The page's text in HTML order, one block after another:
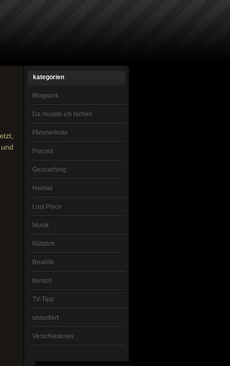
kategorien
Blogwork
Da musste ich lachen
Flimmerkiste
Freizeit
Geocaching
Heimat
Lost Place
Musik
Nützlich
Reallife
tierisch
TV-Tipp
unsortiert
Verschiedenes